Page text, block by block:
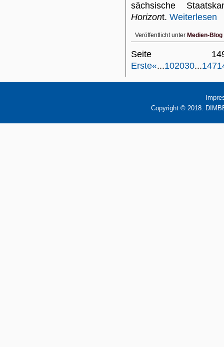
sächsische
Horizont. Weiterlesen
Veröffentlicht unter Medien-Blog
Seite
Erste«...102030...147
Copyright © 2018.